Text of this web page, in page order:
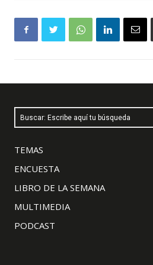
Buscar: Escribe aquí tu búsqueda
TEMAS
ENCUESTA
LIBRO DE LA SEMANA
MULTIMEDIA
PODCAST